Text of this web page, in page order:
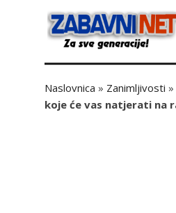
Naslovnica » Zanimljivosti »
koje će vas natjerati na